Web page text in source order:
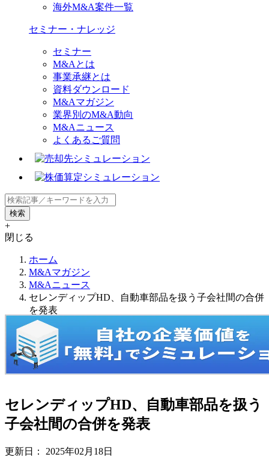
海外M&A案件一覧
セミナー・ナレッジ
セミナー
M&Aとは
事業承継とは
資料ダウンロード
M&Aマガジン
業界別のM&A動向
M&Aニュース
よくあるご質問
+
閉じる
ホーム
M&Aマガジン
M&Aニュース
セレンディップHD、自動車部品を扱う子会社間の合併
を発表
セレンディップHD、自動車部品を扱う
子会社間の合併を発表
更新日： 2025年02月18日